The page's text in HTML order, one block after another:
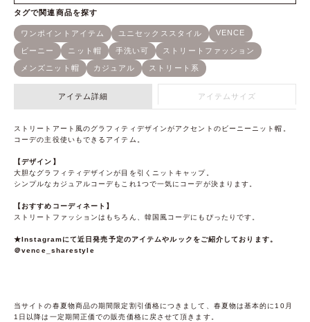
アイテム詳細 アイテムサイズ
ストリートアート風のグラフィティデザインがアクセントのビーニーニット帽。
コーデの主役使いもできるアイテム。
【デザイン】
大胆なグラフィティデザインが目を引くニットキャップ。
シンプルなカジュアルコーデもこれ1つで一気にコーデが決まります。
【おすすめコーディネート】
ストリートファッションはもちろん、韓国風コーデにもぴったりです。
★Instagramにて近日発売予定のアイテムやルックをご紹介しております。
＠vence_sharestyle
当サイトの春夏物商品の期間限定割引価格につきまして、春夏物は基本的に10月
1日以降は一定期間正価での販売価格に戻させて頂きます。